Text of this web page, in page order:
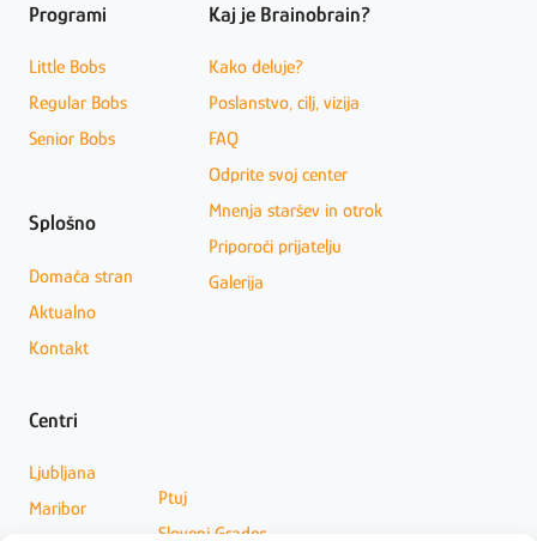
Programi
Little Bobs
Regular Bobs
Senior Bobs
Splošno
Domača stran
Aktualno
Kontakt
Kaj je Brainobrain?
Kako deluje?
Poslanstvo, cilj, vizija
FAQ
Odprite svoj center
Mnenja staršev in otrok
Priporoči prijatelju
Galerija
Centri
Ljubljana
Maribor
Ptuj
Slovenj Gradec